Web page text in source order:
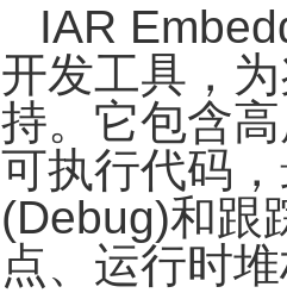
IAR
开发工具，
持。它包含
可执行代码
(Debug)和跟
点、运行时